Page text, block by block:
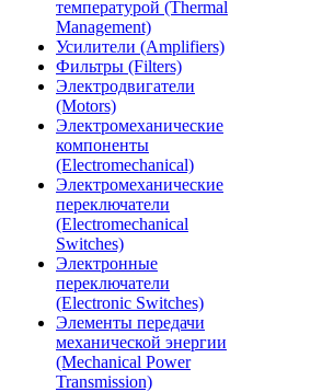
температурой (Thermal
Management)
Усилители (Amplifiers)
Фильтры (Filters)
Электродвигатели
(Motors)
Электромеханические
компоненты
(Electromechanical)
Электромеханические
переключатели
(Electromechanical
Switches)
Электронные
переключатели
(Electronic Switches)
Элементы передачи
механической энергии
(Mechanical Power
Transmission)